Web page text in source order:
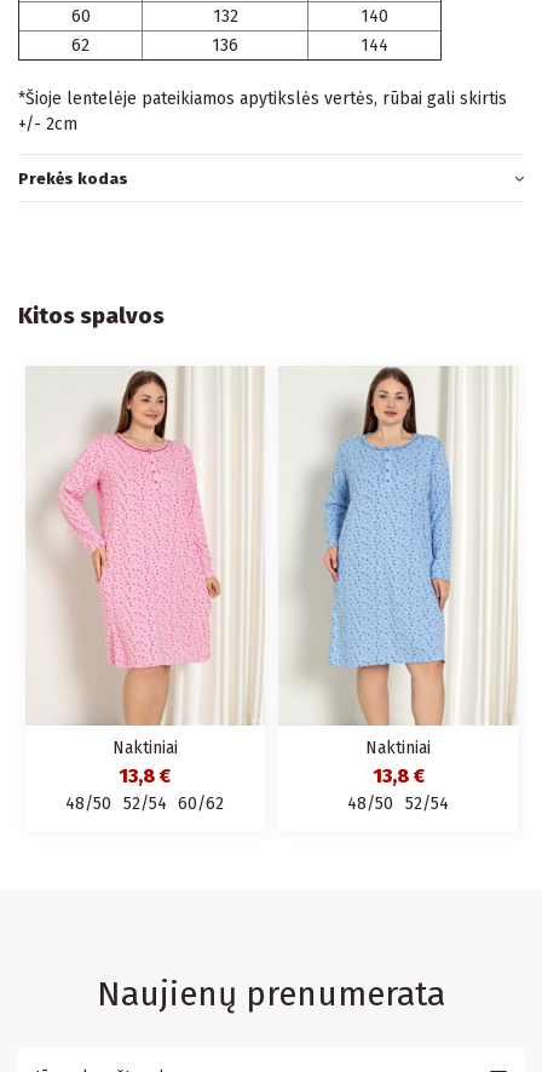
60
132
140
62
136 144
*Šioje lentelėje pateikiamos apytikslės vertės, rūbai gali skirtis
+/- 2cm
Prekės kodas
Kitos spalvos
Naktiniai
13,8 €
48/50 52/54 60/62
Naktiniai
13,8 €
48/50 52/54
Naujienų prenumerata